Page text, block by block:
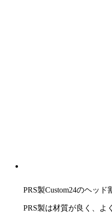
PRS製Custom24のヘッド
PRS製は材質が良く、よ